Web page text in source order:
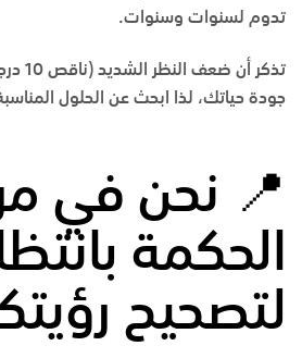
تدوم لسنوات وسنوات.
تذكر
جودة حياتك، لذا ابحث عن الحلول
📍 نحن في
الحكمة
لتصحيح